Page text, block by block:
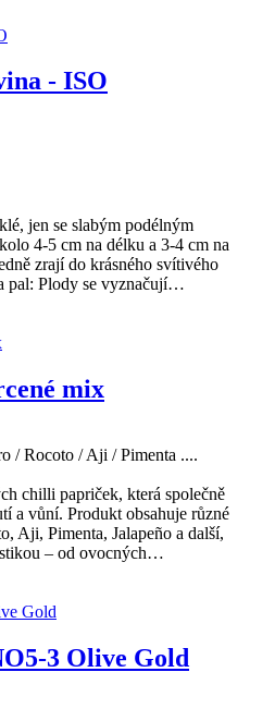
- ISO
jen se slabým podélným
4-5 cm na délku a 3-4 cm na
zrají do krásného svítivého
pal: Plody se vyznačují…
mix
/ Rocoto / Aji / Pimenta ....
chilli papriček, která společně
a vůní. Produkt obsahuje různé
Aji, Pimenta, Jalapeño a další,
– od ovocných…
3 Olive Gold